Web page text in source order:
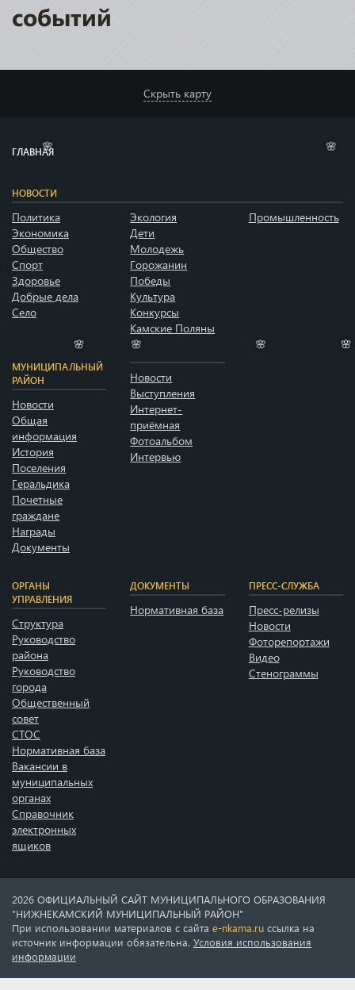
🌸
событий
Скрыть карту
ГЛАВНАЯ
НОВОСТИ
Политика
Экономика
Общество
Спорт
Здоровье
Добрые дела
Село
Экология
Дети
Молодежь
Горожанин
Победы
Культура
Конкурсы
Камские Поляны
Промышленность
МУНИЦИПАЛЬНЫЙ
РАЙОН
Новости
Общая
информация
История
Поселения
Геральдика
Почетные
граждане
Награды
Документы
Новости
Выступления
Интернет-
приёмная
Фотоальбом
Интервью
ОРГАНЫ
УПРАВЛЕНИЯ
Структура
Руководство
района
Руководство
города
Общественный
совет
СТОС
Нормативная база
Вакансии в
муниципальных
органах
Справочник
электронных
ящиков
ДОКУМЕНТЫ
Нормативная база
ПРЕСС-СЛУЖБА
Пресс-релизы
Новости
Фоторепортажи
Видео
Стенограммы
2026 ОФИЦИАЛЬНЫЙ САЙТ МУНИЦИПАЛЬНОГО ОБРАЗОВАНИЯ
"НИЖНЕКАМСКИЙ МУНИЦИПАЛЬНЫЙ РАЙОН"
При использовании материалов с сайта e-nkama.ru ссылка на
источник информации обязательна. Условия использования
информации